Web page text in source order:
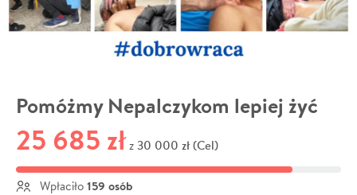
Pomóżmy Nepalczykom lepiej żyć
25 685 zł z 30 000 zł (Cel)
Wpłaciło 159 osób